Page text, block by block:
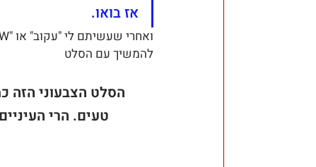
אז בואו.
להמשיך עם הסלט
הסלט הצבעוני הזה
טעים. הרי